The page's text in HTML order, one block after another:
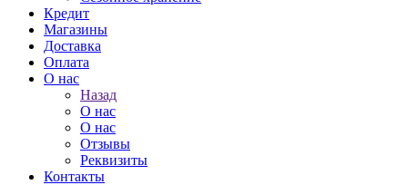
Кредит
Магазины
Доставка
Оплата
О нас
Назад
О нас
О нас
Отзывы
Реквизиты
Контакты